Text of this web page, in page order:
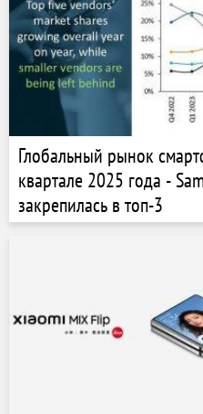
Глобальный рынок
квартале 2025 года -
закрепилась в топ-3